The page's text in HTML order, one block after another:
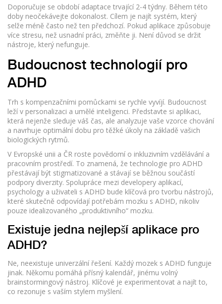
Doporučuje se období adaptace trvající 2-4 týdny. Během této
doby neočekávejte dokonalost. Cílem je najít systém, který
selže méně často než ten předchozí. Pokud aplikace způsobuje
více stresu, než usnadní práci, změňte ji. Není důvod se držit
nástroje, který nefunguje.
Budoucnost technologií pro
ADHD
Trh s kompenzačními pomůckami se rychle vyvíjí. Budoucnost
leží v personalizaci a umělé inteligenci. Představte si aplikaci,
která nejenže sleduje váš čas, ale analyzuje vaše vzorce chování
a navrhuje optimální dobu pro těžké úkoly na základě vašich
biologických rytmů.
V Evropské unii a ČR roste povědomí o inkluzivním vzdělávání a
pracovním prostředí. To znamená, že technologie pro ADHD
přestávají být stigmatizované a stávají se běžnou součástí
podpory diverzity. Spolupráce mezi developery aplikací,
psychology a uživateli s ADHD bude klíčová pro tvorbu nástrojů,
které skutečně odpovídají potřebám mozku s ADHD, nikoliv
pouze idealizovaného „produktivního“ mozku.
Existuje jedna nejlepší aplikace pro
ADHD?
Ne, neexistuje univerzální řešení. Každý mozek s ADHD funguje
jinak. Někomu pomáhá přísný kalendář, jinému volný
brainstormingový nástroj. Klíčové je experimentovat a najít to,
co rezonuje s vaším stylem myšlení.